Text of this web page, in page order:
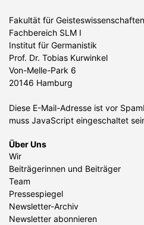
Fakultät für Geisteswissenschaften
Fachbereich SLM I
Institut für Germanistik
Prof. Dr. Tobias Kurwinkel
Von-Melle-Park 6
20146 Hamburg
Diese E-Mail-Adresse ist vor
muss JavaScript eingeschaltet
Über Uns
Wir
Beiträgerinnen und Beiträger
Team
Pressespiegel
Newsletter-Archiv
Newsletter abonnieren